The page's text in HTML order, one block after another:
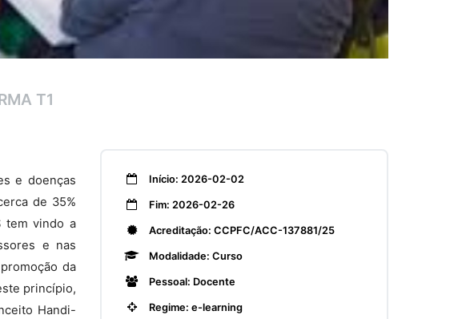
T1
e doenças
de 35%
tem vindo a
e nas
da
princípio,
Handi-
Início: 2026-02-02
Fim: 2026-02-26
Acreditação: CCPFC/ACC-137881/25
Modalidade: Curso
Pessoal: Docente
Regime: e-learning